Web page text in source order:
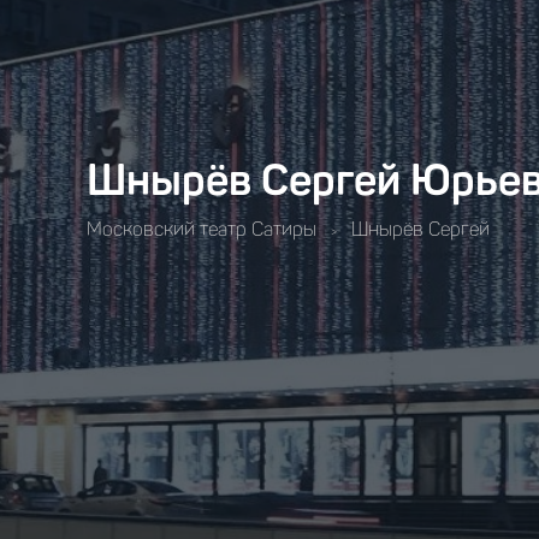
Шнырёв Сергей
Московский театр Cатиры > Шнырёв Сергей